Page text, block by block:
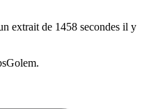
extrait de 1458 secondes il y